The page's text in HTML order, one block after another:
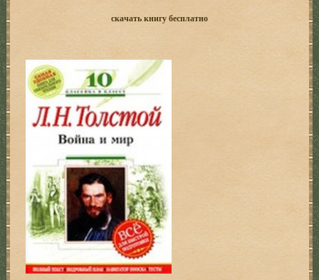
скачать книгу бесплатно